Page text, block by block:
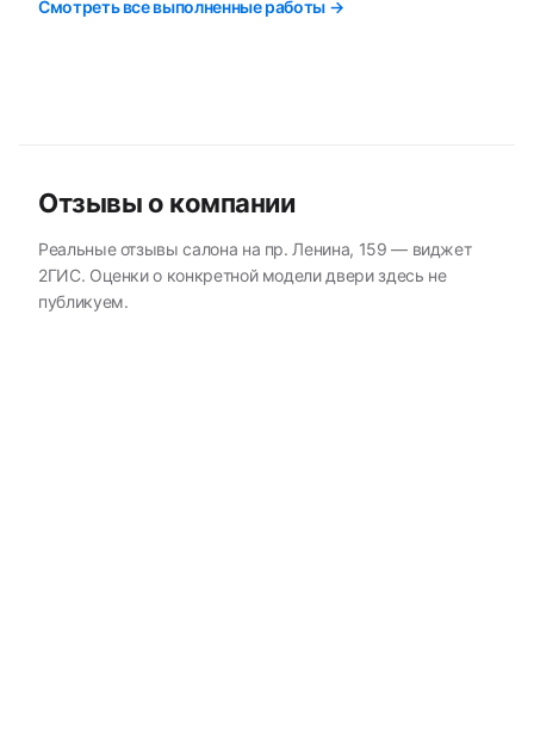
Смотреть все выполненные работы →
Отзывы о компании
Реальные отзывы салона на пр. Ленина, 159 — виджет
2ГИС. Оценки о конкретной модели двери здесь не
публикуем.